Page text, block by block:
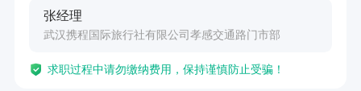
张经理
武汉携程国际旅行社有限公司孝感交通路门市部
求职过程中请勿缴纳费用，保持谨慎防止受骗！